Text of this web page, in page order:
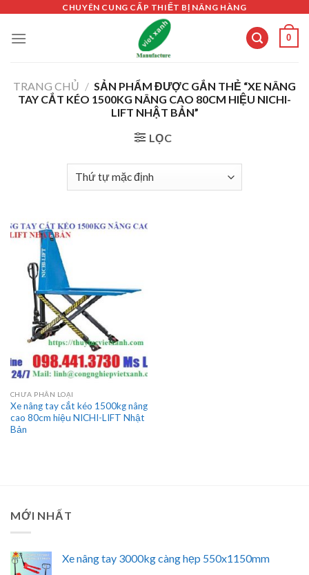
content
CHUYÊN CUNG CẤP THIẾT BỊ NÂNG HÀNG
0
TRANG CHỦ / SẢN PHẨM ĐƯỢC GẮN THẺ “XE NÂNG
TAY CẮT KÉO 1500KG NÂNG CAO 80CM HIỆU NICHI-
LIFT NHẬT BẢN”
LỌC
CHƯA PHÂN LOẠI
Xe nâng tay cắt kéo 1500kg nâng
cao 80cm hiệu NICHI-LIFT Nhật
Bản
MỚI NHẤT
Xe nâng tay 3000kg càng hẹp 550x1150mm